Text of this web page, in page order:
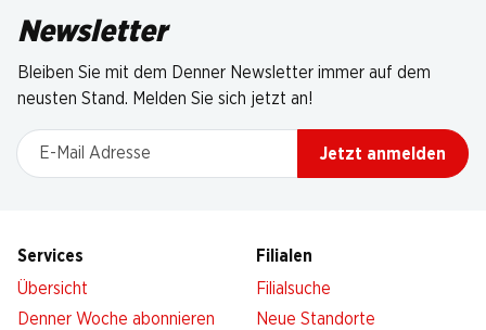
Newsletter
Bleiben Sie mit dem Denner Newsletter immer auf dem
neusten Stand. Melden Sie sich jetzt an!
E-Mail Adresse
Jetzt anmelden
Services
Übersicht
Denner Woche abonnieren
Filialen
Filialsuche
Neue Standorte